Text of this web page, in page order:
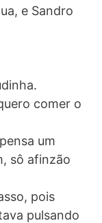
e Sandro
comer o
um
sô afinzão
pois
pulsando